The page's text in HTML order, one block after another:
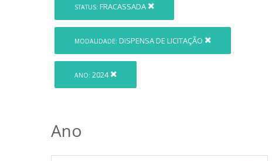
STATUS: FRACASSADA
MODALIDADE: DISPENSA DE LICITAÇÃO
ANO: 2024
Ano